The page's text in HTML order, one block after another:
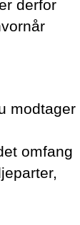
derfor
modtager
omfang